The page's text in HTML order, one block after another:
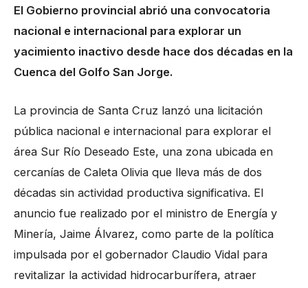
El Gobierno provincial abrió una convocatoria
nacional e internacional para explorar un
yacimiento inactivo desde hace dos décadas en la
Cuenca del Golfo San Jorge.
La provincia de Santa Cruz lanzó una licitación
pública nacional e internacional para explorar el
área Sur Río Deseado Este, una zona ubicada en
cercanías de Caleta Olivia que lleva más de dos
décadas sin actividad productiva significativa. El
anuncio fue realizado por el ministro de Energía y
Minería, Jaime Álvarez, como parte de la política
impulsada por el gobernador Claudio Vidal para
revitalizar la actividad hidrocarburífera, atraer